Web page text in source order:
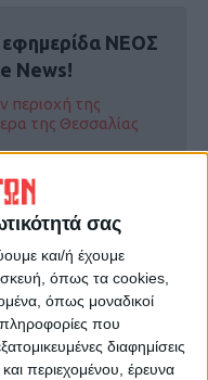
σας
και/ή έχουμε
όπως τα cookies,
όπως μοναδικοί
που
διαφημίσεις
περιεχομένου, έρευνα
ΝΕΟΣ
News!
περιοχή της
της Θεσσαλίας
χωρίς δηλώσεις η
ενίσχυση ζωοτροφών